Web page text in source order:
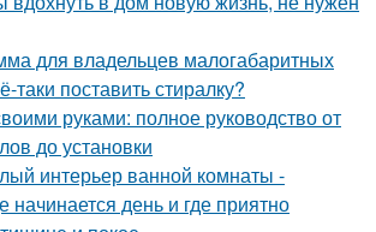
для владельцев малогабаритных
таки поставить стиралку?
руками: полное руководство от
до установки
интерьер ванной комнаты -
начинается день и где приятно